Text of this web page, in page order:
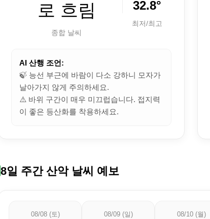
로 흐림
종합 날씨
32.8°
최저/최고
AI 산행 조언:
🍃 능선 부근에 바람이 다소 강하니 모자가
날아가지 않게 주의하세요.
⚠️ 바위 구간이 매우 미끄럽습니다. 접지력
이 좋은 등산화를 착용하세요.
8일 주간 산악 날씨 예보
08/08 (토) 08/09 (일) 08/10 (월)